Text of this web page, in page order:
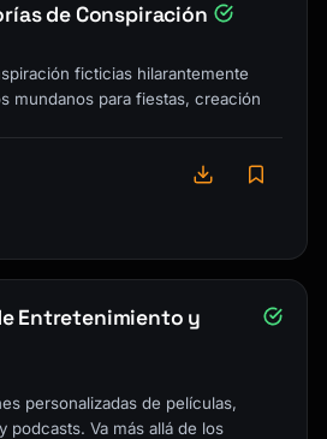
de Conspiración
ficticias hilarantemente
mundanos para fiestas, creación
Entretenimiento y
personalizadas de películas,
podcasts. Va más allá de los
· aquí para ayudarte